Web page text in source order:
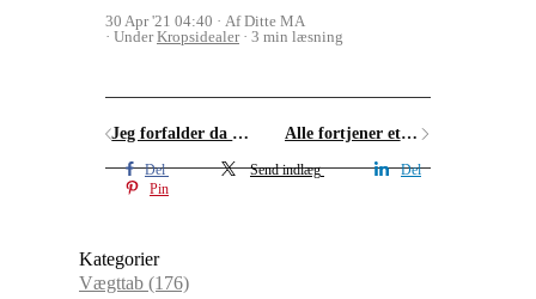
30 Apr '21 04:40
Af Ditte MA
UnderKropsidealer 3 min læsning
Jeg forfalder da helt, hvis jeg bare accepterer mig selv, som jeg ser ud nu Alle fortjener et godt forhold til sin krop
Del Send indlæg
Del
Pin
Kategorier
Vægttab (176)